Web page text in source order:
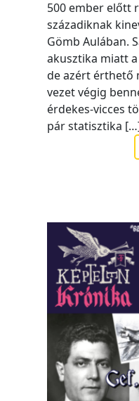
500 ember előtt
századiknak
Gömb Aulában.
akusztika miatt
de azért érthető
vezet végig
érdekes-vicces
pár statisztika